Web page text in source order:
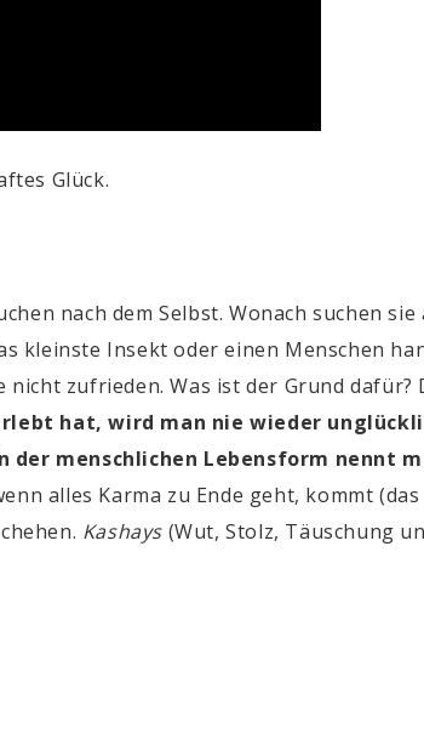
Glück.
nach dem Selbst. Wonach suchen sie
kleinste Insekt oder einen Menschen
zufrieden. Was ist der Grund dafür?
hat, wird man nie wieder
der menschlichen Lebensform nennt
alles Karma zu Ende geht, kommt (das
Kashays (Wut, Stolz, Täuschung